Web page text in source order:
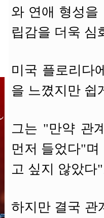
와 연애 형성을
립감을 더욱 심
미국 플로리다
을 느꼈지만 쉽
그는 "만약 관
먼저 들었다"
고 싶지 않았다
하지만 결국 관